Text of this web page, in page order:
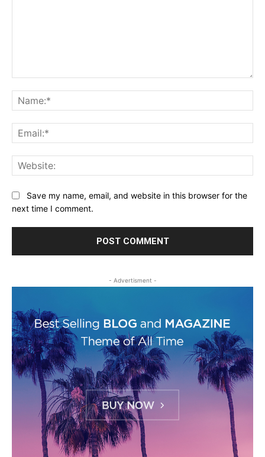
Save my name, email, and website in this browser for the
next time I comment.
- Advertisment -